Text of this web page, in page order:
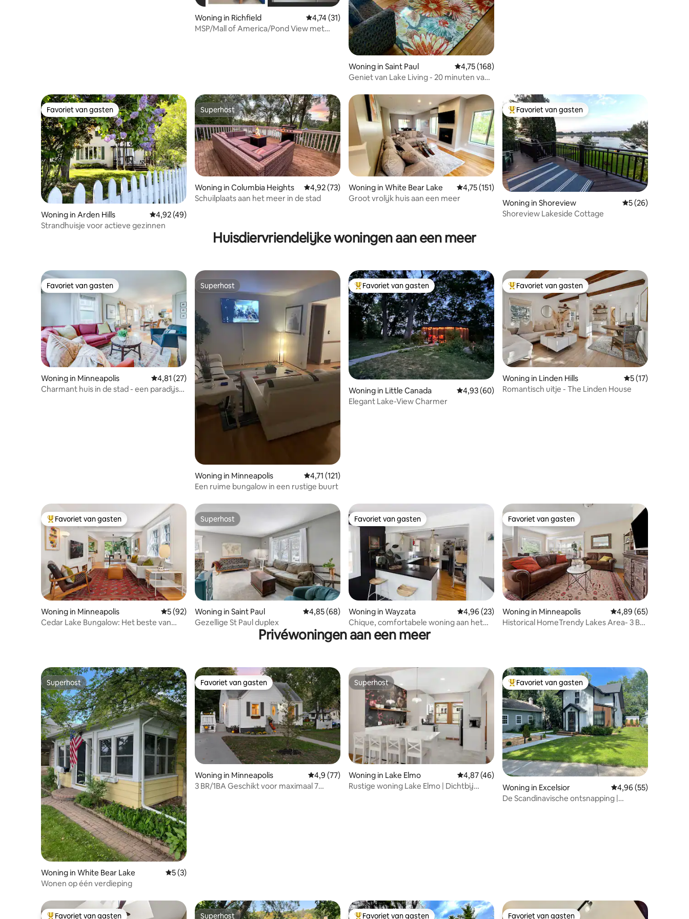
Woning in Richfield Gemiddelde beoordeling van 4,74 uit 5, 31 recensies
4,74 (31)
MSP/Mall of America/Pond View met
Woning in Saint Paul Gemiddelde beoordeling van 4,75 uit 5, 168 recensies
4,75 (168)
Geniet van Lake Living - 20 minuten van
Favoriet van gasten
Favoriet van gasten
Woning in Arden Hills Gemiddelde beoordeling van 4,92 uit 5, 49 recensies
4,92 (49)
Strandhuisje voor actieve gezinnen
Superhost
Superhost
Woning in Columbia Heights Gemiddelde beoordeling van 4,92 uit 5, 73 recensies
4,92 (73)
Schuilplaats aan het meer in de stad
Woning in White Bear Lake Gemiddelde beoordeling van 4,75 uit 5, 151 recensies
4,75 (151)
Groot vrolijk huis aan een meer
Topfavoriet van gasten
Favoriet van gasten
Woning in Shoreview Gemiddelde
5 (26)
Shoreview Lakeside Cottage
Huisdiervriendelijke woningen aan een meer
Favoriet van gasten
Favoriet van gasten
Woning in Minneapolis Gemiddelde beoordeling van 4,81 uit 5, 27 recensies
4,81 (27)
Charmant huis in de stad - een paradijs
Superhost
Superhost
Woning in Minneapolis Gemiddelde beoordeling van 4,71 uit 5, 121 recensies
4,71 (121)
Een ruime bungalow in een rustige buurt
Topfavoriet van gasten
Favoriet van gasten
Woning in Little Canada Gemiddelde beoordeling van 4,93 uit 5, 60 recensies
4,93 (60)
Elegant Lake-View Charmer
Topfavoriet van gasten
Favoriet van gasten
Woning in Linden Hills Gemiddelde
5 (17)
Romantisch uitje - The Linden House
Topfavoriet van gasten
Favoriet van gasten
Woning in Minneapolis Gemiddelde beoordeling van 5 uit 5, 92 recensies
5 (92)
Cedar Lake Bungalow: Het beste van
Superhost
Superhost
Woning in Saint Paul Gemiddelde beoordeling van 4,85 uit 5, 68 recensies
4,85 (68)
Gezellige St Paul duplex
Favoriet van gasten
Favoriet van gasten
Woning in Wayzata Gemiddelde beoordeling van 4,96 uit 5, 23 recensies
4,96 (23)
Chique, comfortabele woning aan het
meer | 5 minuten naar het centrum van
Wayzata
Favoriet van gasten
Favoriet van gasten
Woning in Minneapolis Gemiddelde
4,89 (65)
Historical HomeTrendy Lakes Area- 3 Brd
Privéwoningen aan een meer
Superhost
Superhost
Woning in White Bear Lake Gemiddelde beoordeling van 5 uit 5, 3 recensies
5 (3)
Wonen op één verdieping
Favoriet van gasten
Favoriet van gasten
Woning in Minneapolis Gemiddelde beoordeling van 4,9 uit 5, 77 recensies
4,9 (77)
3 BR/1BA Geschikt voor maximaal 7
Superhost
Superhost
Woning in Lake Elmo Gemiddelde beoordeling van 4,87 uit 5, 46 recensies
4,87 (46)
Rustige woning Lake Elmo | Dichtbij
Topfavoriet van gasten
Favoriet van gasten
Woning in Excelsior Gemiddelde
4,96 (55)
De Scandinavische ontsnapping |
Favoriet van gasten Superhost Favoriet van gasten Favoriet van gasten